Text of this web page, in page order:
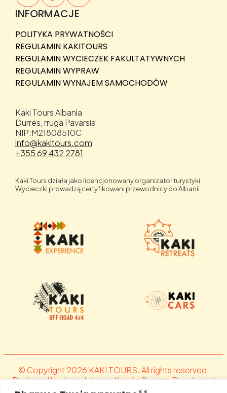
INFORMACJE
POLITYKA PRYWATNOŚCI
REGULAMIN KAKITOURS
REGULAMIN WYCIECZEK FAKULTATYWNYCH
REGULAMIN WYPRAW
REGULAMIN WYNAJEM SAMOCHODÓW
Kaki Tours Albania
Durrës, rruga Pavarsia
NIP:M21808510C
info@kakitours.com
+355 69 432 2781
Kaki Tours działa jako licencjonowany organizator turystyki.
Wycieczki prowadzą certyfikowani przewodnicy po Albanii.
© Copyright 2026 KAKI TOURS. All rights reserved.
Designed by .brandsiteme Kamila Sierant. Developed
by Fit.al